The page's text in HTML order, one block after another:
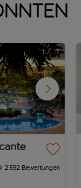
1 / 17
2’592 Bewertungen